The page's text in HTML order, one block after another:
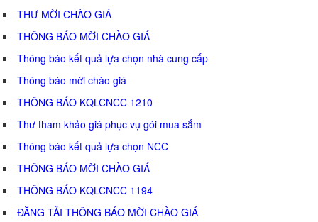
THƯ MỜI CHÀO GIÁ
THÔNG BÁO MỜI CHÀO GIÁ
Thông báo kết quả lựa chọn nhà cung cấp
Thông báo mời chào giá
THÔNG BÁO KQLCNCC 1210
Thư tham khảo giá phục vụ gói mua sắm
Thông báo kết quả lựa chọn NCC
THÔNG BÁO MỜI CHÀO GIÁ
THÔNG BÁO KQLCNCC 1194
ĐĂNG TẢI THÔNG BÁO MỜI CHÀO GIÁ